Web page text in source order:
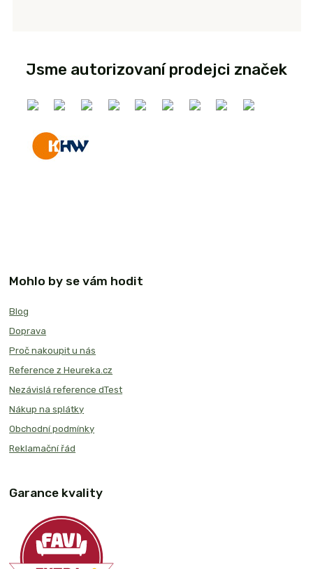
Jsme autorizovaní prodejci značek
Mohlo by se vám hodit
Blog
Doprava
Proč nakoupit u nás
Reference z Heureka.cz
Nezávislá reference dTest
Nákup na splátky
Obchodní podmínky
Reklamační řád
Garance kvality